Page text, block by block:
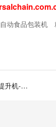
自动食品包装机
环球链条应用领域-物流-往复式提升机-精密滚子链-双节距链条